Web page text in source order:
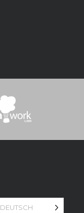
DEUTSCH